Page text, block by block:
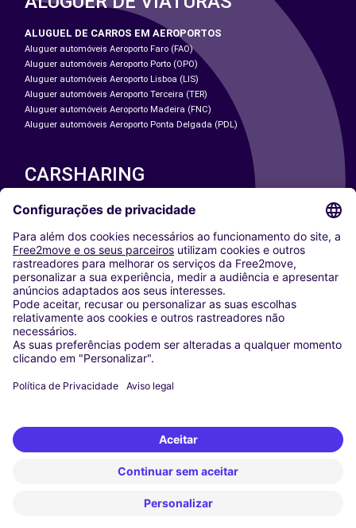
ALUGUEL DE CARROS EM AEROPORTOS
Aluguer automóveis Aeroporto Faro (FAO)
Aluguer automóveis Aeroporto Porto (OPO)
Aluguer automóveis Aeroporto Lisboa (LIS)
Aluguer automóveis Aeroporto Terceira (TER)
Aluguer automóveis Aeroporto Madeira (FNC)
Aluguer automóveis Aeroporto Ponta Delgada (PDL)
CARSHARING
NOSSAS CIDADES
Washington DC
Milan
Rome
Turin
Vienna
Berlin
Cologne
Dusseldorf
Frankfurt
Munich